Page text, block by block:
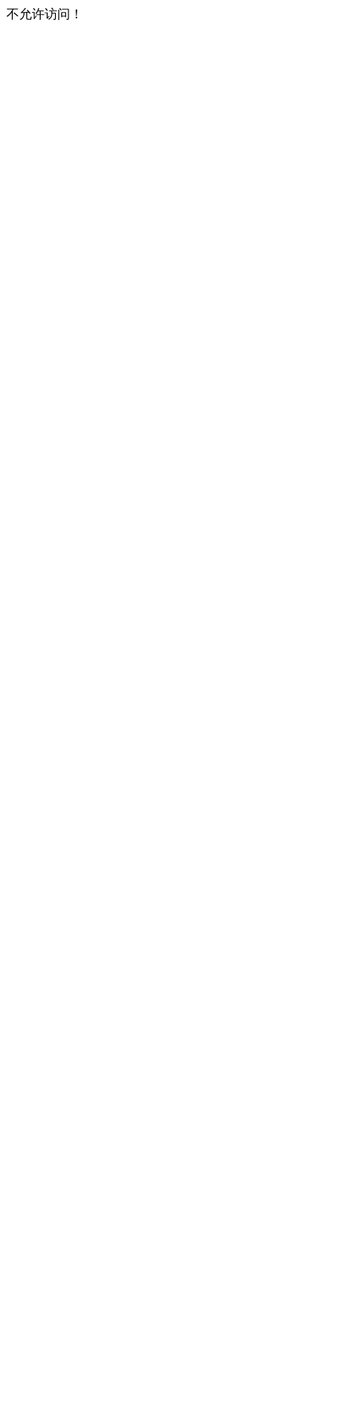
不允许访问！